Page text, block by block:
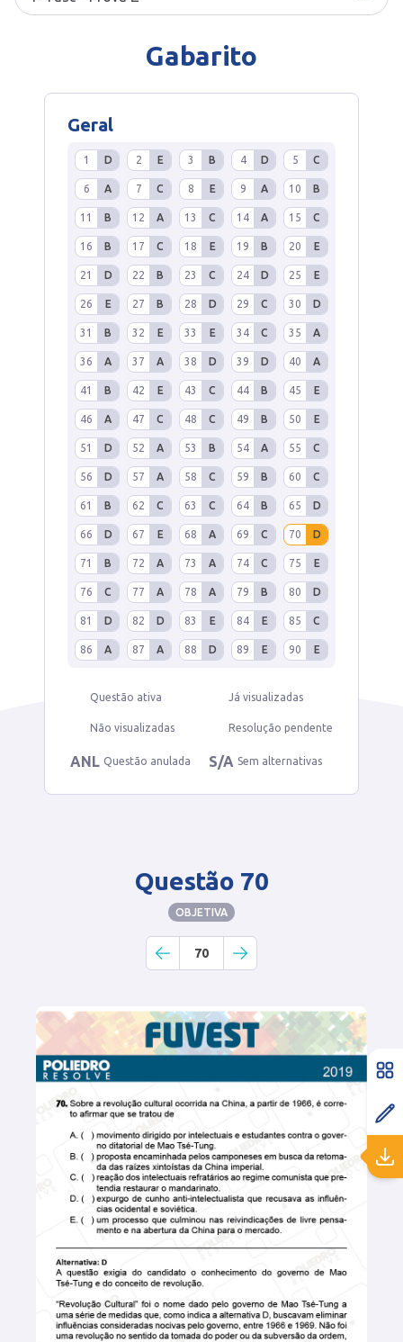
Gabarito
Geral
1 D 2 E 3 B 4 D 5 C
6 A 7 C 8 E 9 A 10 B
11 B 12 A 13 C 14 A 15 C
16 B 17 C 18 E 19 B 20 E
21 D 22 B 23 C 24 D 25 E
26 E 27 B 28 D 29 C 30 D
31 B 32 E 33 E 34 C 35 A
36 A 37 A 38 D 39 D 40 A
41 B 42 E 43 C 44 B 45 E
46 A 47 C 48 C 49 B 50 E
51 D 52 A 53 B 54 A 55 C
56 D 57 A 58 C 59 B 60 C
61 B 62 C 63 C 64 B 65 D
66 D 67 E 68 A 69 C 70 D
71 B 72 A 73 A 74 C 75 E
76 C 77 A 78 A 79 B 80 D
81 D 82 D 83 E 84 E 85 C
86 A 87 A 88 D 89 E 90 E
Questão ativa Já visualizadas
Não visualizadas Resolução pendente
ANL Questão anulada S/A Sem alternativas
Questão 70
OBJETIVA
70